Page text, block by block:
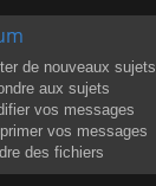
de nouveaux sujets
aux sujets
vos messages
vos messages
des fichiers